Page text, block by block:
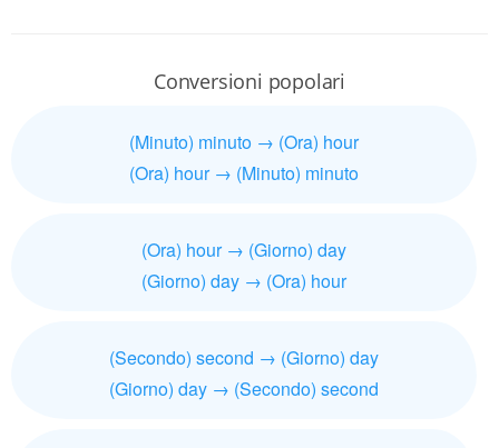
Conversioni popolari
(Minuto) minuto → (Ora) hour
(Ora) hour → (Minuto) minuto
(Ora) hour → (Giorno) day
(Giorno) day → (Ora) hour
(Secondo) second → (Giorno) day
(Giorno) day → (Secondo) second